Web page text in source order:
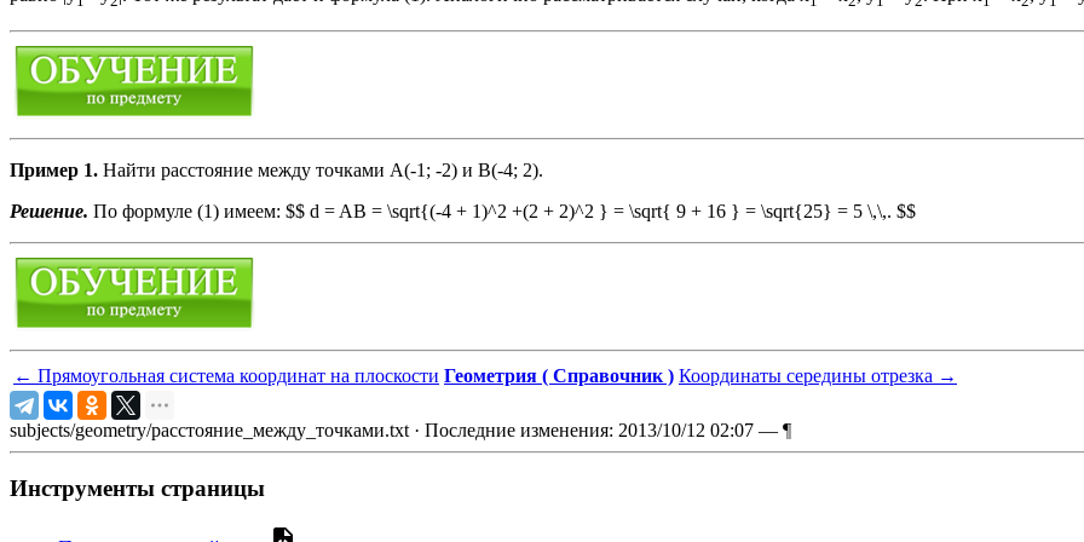
Пример 1. Найти расстояние между точками А(-1; -2) и В(-4; 2).
Решение. По формуле (1) имеем: $$ d = AB = \sqrt{(-4 + 1)^2 +(2 + 2)^2 } = \sqrt{ 9 + 16 } = \sqrt{25} = 5 \,\,. $$
← Прямоугольная система координат на плоскости Геометрия ( Справочник ) Координаты середины отрезка →
subjects/geometry/расстояние_между_точками.txt · Последние изменения: 2013/10/12 02:07 — ¶
Инструменты страницы